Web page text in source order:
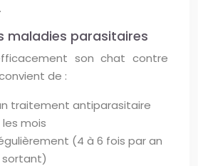
maladies parasitaires
son chat contre
de :
traitement antiparasitaire
mois
(4 à 6 fois par an
sortant)